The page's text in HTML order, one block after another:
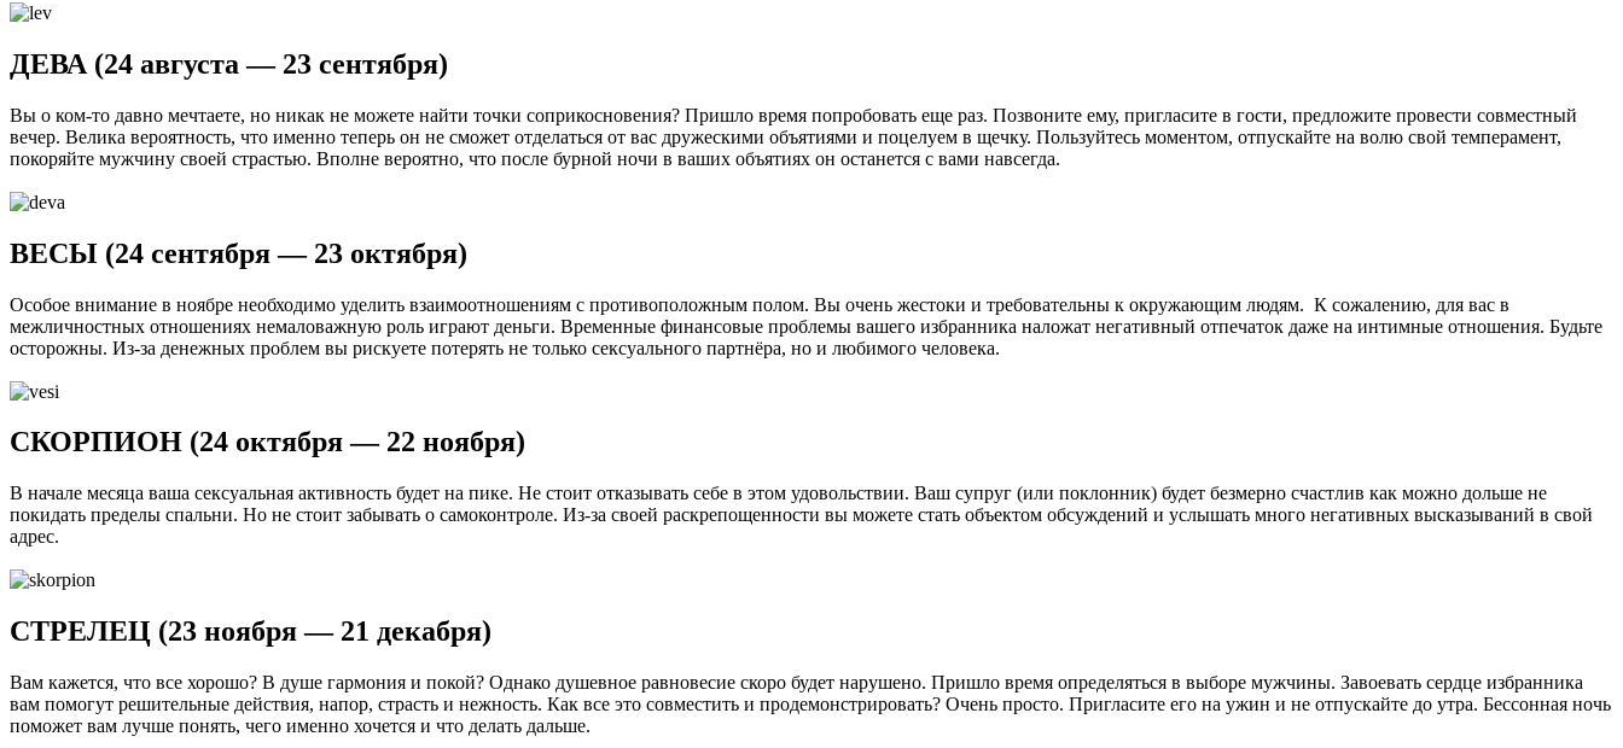
ДЕВА (24 августа — 23 сентября)
Вы о ком-то давно мечтаете, но никак не можете найти точки соприкосновения? Пришло время попробовать еще раз. Позвоните ему, пригласите в гости, предложите провести совместный
вечер. Велика вероятность, что именно теперь он не сможет отделаться от вас дружескими объятиями и поцелуем в щечку. Пользуйтесь моментом, отпускайте на волю свой темперамент,
покоряйте мужчину своей страстью. Вполне вероятно, что после бурной ночи в ваших объятиях он останется с вами навсегда.
ВЕСЫ (24 сентября — 23 октября)
Особое внимание в ноябре необходимо уделить взаимоотношениям с противоположным полом. Вы очень жестоки и требовательны к окружающим людям. К сожалению, для вас в
межличностных отношениях немаловажную роль играют деньги. Временные финансовые проблемы вашего избранника наложат негативный отпечаток даже на интимные отношения. Будьте
осторожны. Из-за денежных проблем вы рискуете потерять не только сексуального партнёра, но и любимого человека.
СКОРПИОН (24 октября — 22 ноября)
В начале месяца ваша сексуальная активность будет на пике. Не стоит отказывать себе в этом удовольствии. Ваш супруг (или поклонник) будет безмерно счастлив как можно дольше не
покидать пределы спальни. Но не стоит забывать о самоконтроле. Из-за своей раскрепощенности вы можете стать объектом обсуждений и услышать много негативных высказываний в свой
адрес.
СТРЕЛЕЦ (23 ноября — 21 декабря)
Вам кажется, что все хорошо? В душе гармония и покой? Однако душевное равновесие скоро будет нарушено. Пришло время определяться в выборе мужчины. Завоевать сердце избранника
вам помогут решительные действия, напор, страсть и нежность. Как все это совместить и продемонстрировать? Очень просто. Пригласите его на ужин и не отпускайте до утра. Бессонная ночь
поможет вам лучше понять, чего именно хочется и что делать дальше.